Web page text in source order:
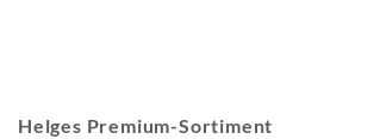
Helges Premium-Sortiment